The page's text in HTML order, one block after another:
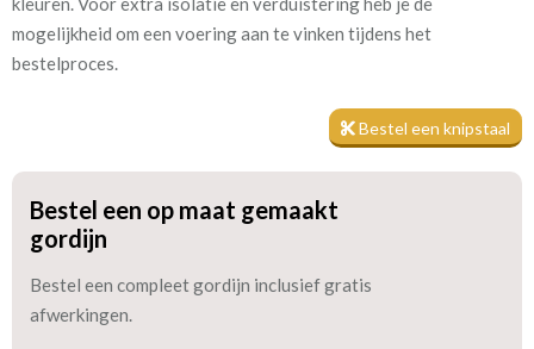
tijdens bestelproces)
Meestal eerder, maar houd
Linnen en katoen
Een voering helpt om in de winter de kou buiten te houden en in
mogelijkheid om een voering aan te vinken tijdens het
bestelproces.
Bestel een knipstaal
Bestel een op maat gemaakt
gordijn
Bestel een compleet gordijn inclusief gratis
afwerkingen.